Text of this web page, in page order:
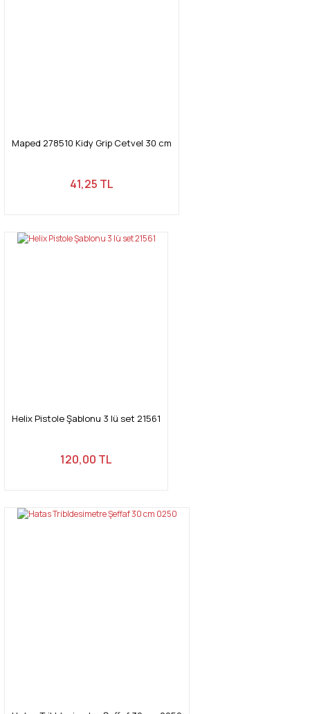
Maped 278510 Kidy Grip Cetvel 30 cm
41,25 TL
Helix Pistole Şablonu 3 lü set 21561
120,00 TL